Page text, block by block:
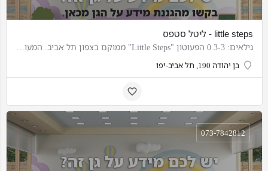
little steps - ליטל סטפס
גילאים: 0.3-3 הפעוטון "Little Steps" ממוקם בצפון תל אביב. המעון הוקם מתוך תשוקה ליצור שינוי בתפיסת הסביבה…
בן יהודה 190, תל אביב-יפו
073-7842812